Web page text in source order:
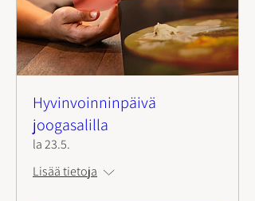
Hyvinvoinninpäivä
joogasalilla
la 23.5.
Lisää tietoja